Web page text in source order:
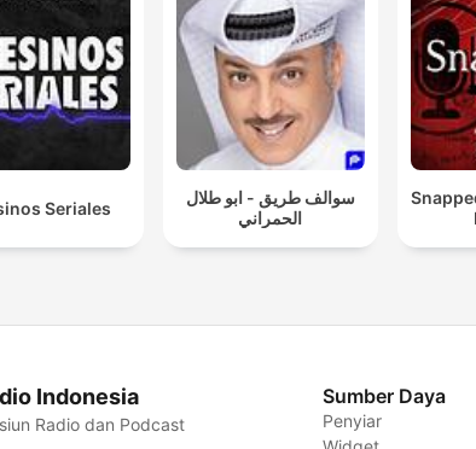
Seriales
سوالف طريق - ابو طلال
الحمراني
Indonesia
Radio dan Podcast
Sumber Daya
Penyiar